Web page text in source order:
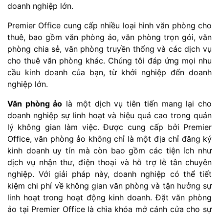
doanh nghiệp lớn.
Premier Office cung cấp nhiều loại hình văn phòng cho
thuê, bao gồm văn phòng ảo, văn phòng trọn gói, văn
phòng chia sẻ, văn phòng truyền thống và các dịch vụ
cho thuê văn phòng khác. Chúng tôi đáp ứng mọi nhu
cầu kinh doanh của bạn, từ khởi nghiệp đến doanh
nghiệp lớn.
Văn phòng ảo là một dịch vụ tiên tiến mang lại cho
doanh nghiệp sự linh hoạt và hiệu quả cao trong quản
lý không gian làm việc. Được cung cấp bởi Premier
Office, văn phòng ảo không chỉ là một địa chỉ đăng ký
kinh doanh uy tín mà còn bao gồm các tiện ích như
dịch vụ nhận thư, điện thoại và hỗ trợ lễ tân chuyên
nghiệp. Với giải pháp này, doanh nghiệp có thể tiết
kiệm chi phí về không gian văn phòng và tận hưởng sự
linh hoạt trong hoạt động kinh doanh. Đặt văn phòng
ảo tại Premier Office là chìa khóa mở cánh cửa cho sự